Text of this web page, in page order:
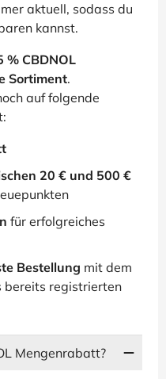
aktuell, sodass du
kannst.
% CBDNOL
Sortiment.
auf folgende
20 € und 500 €
für erfolgreiches
Bestellung mit dem
bereits registrierten
Mengenrabatt?